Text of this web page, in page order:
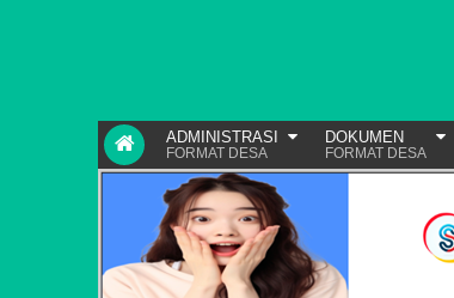
ADMINISTRASI
FORMAT DESA
DOKUMEN
FORMAT DESA